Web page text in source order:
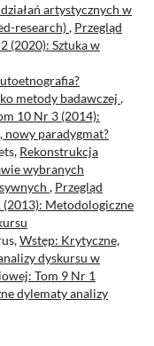
artystycznych w
research), Przegląd
(2020): Sztuka w
metody badawczej ,
10 Nr 3 (2014):
nowy paradygmat?
Rekonstrukcja
wybranych
, Przegląd
Metodologiczne
Wstęp: Krytyczne,
dyskursu w
Tom 9 Nr 1
dylematy analizy